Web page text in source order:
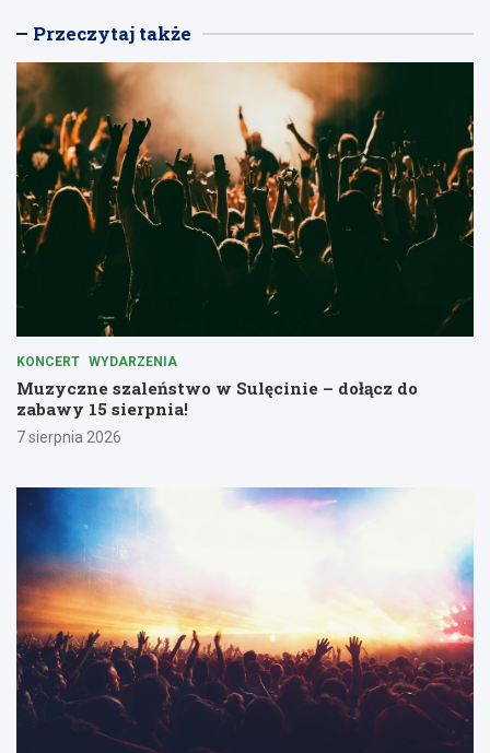
Przeczytaj także
KONCERT WYDARZENIA
Muzyczne szaleństwo w Sulęcinie – dołącz do
zabawy 15 sierpnia!
7 sierpnia 2026